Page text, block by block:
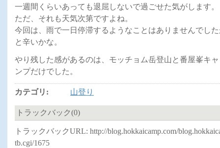
一週間くらいあっても退屈しないで過ごせた気がします。
ただ、それも天気次第ですよね。
今回は、雨で一日停滞するようなことはありませんでし
と辛いかな。
やり残した感があるのは、モッチョム岳登山と番屋峯キ
ンプだけでした。
カテゴリ : 山登り
トラックバック(0)
トラックバックURL: http://blog.hokkaicamp.com/
tb.cgi/1675